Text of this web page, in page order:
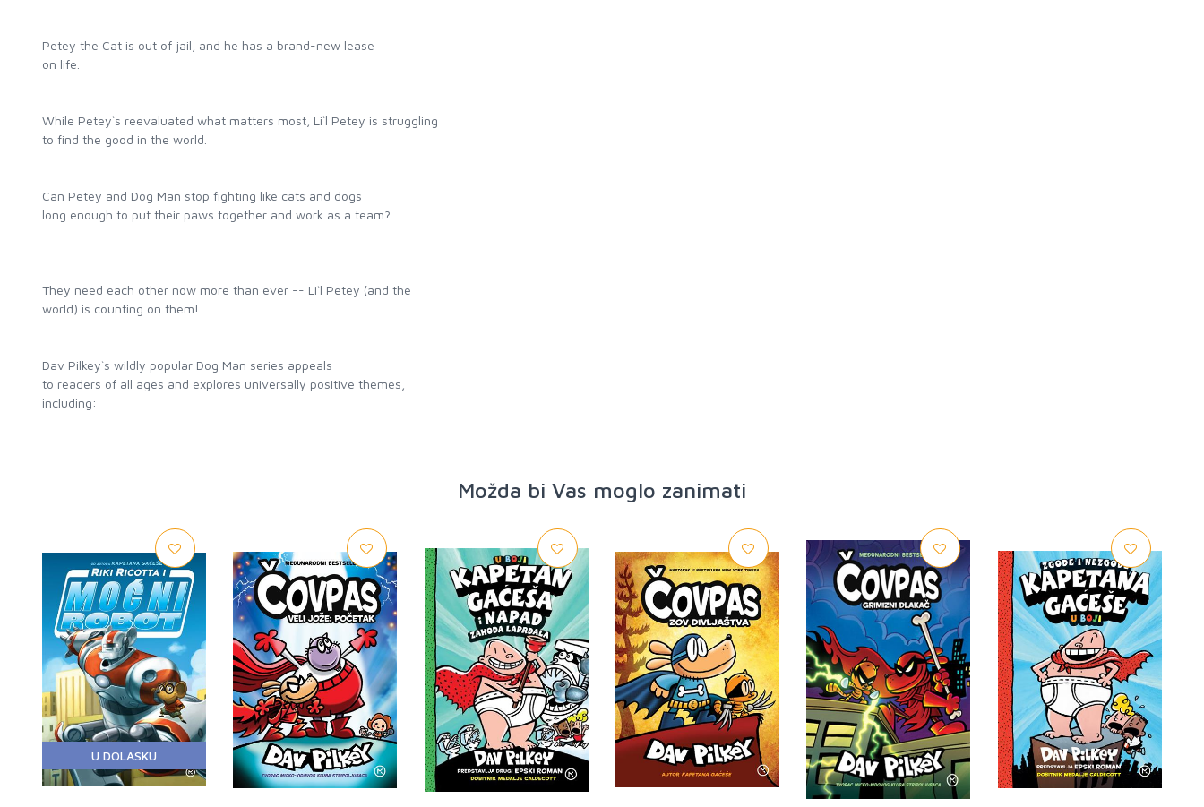
Petey the Cat is out of jail, and he has a brand-new lease
on life.
While Petey`s reevaluated what matters most, Li`l Petey is struggling
to find the good in the world.
Can Petey and Dog Man stop fighting like cats and dogs
long enough to put their paws together and work as a team?
They need each other now more than ever -- Li`l Petey (and the
world) is counting on them!
Dav Pilkey`s wildly popular Dog Man series appeals
to readers of all ages and explores universally positive themes,
including:
Možda bi Vas moglo zanimati
U DOLASKU